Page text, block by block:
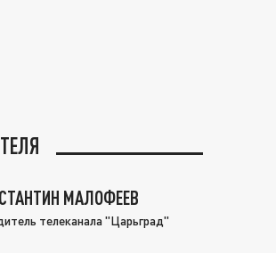
МАЛОФЕЕВ
телеканала "Царьград"